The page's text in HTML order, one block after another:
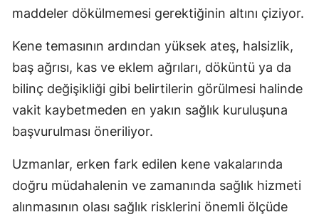
maddeler dökülmemesi gerektiğinin altını çiziyor.
Kene temasının ardından yüksek ateş, halsizlik,
baş ağrısı, kas ve eklem ağrıları, döküntü ya da
bilinç değişikliği gibi belirtilerin görülmesi halinde
vakit kaybetmeden en yakın sağlık kuruluşuna
başvurulması öneriliyor.
Uzmanlar, erken fark edilen kene vakalarında
doğru müdahalenin ve zamanında sağlık hizmeti
alınmasının olası sağlık risklerini önemli ölçüde